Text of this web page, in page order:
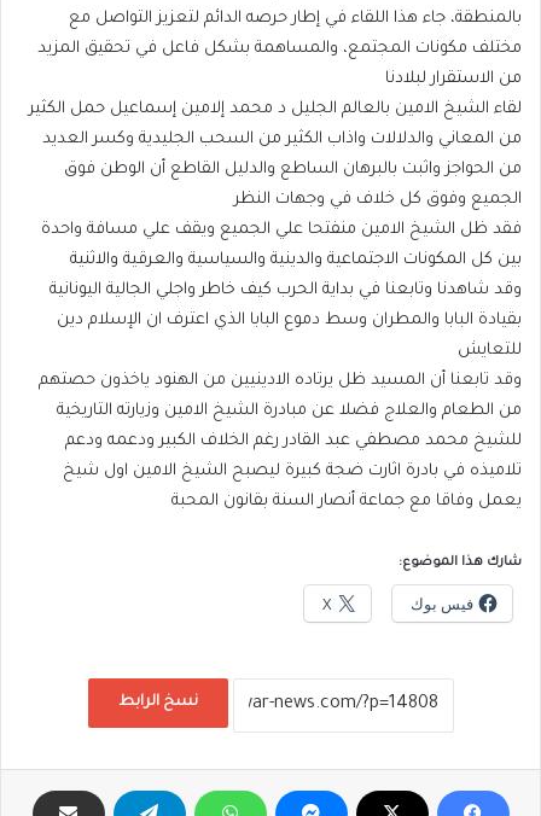
بالمنطقة، جاء هذا اللقاء في إطار حرصه الدائم لتعزيز التواصل مع
مختلف مكونات المجتمع، والمساهمة بشكل فاعل في تحقيق المزيد
من الاستقرار لبلادنا
لقاء الشيخ الامين بالعالم الجليل د محمد إلامين إسماعيل حمل الكثير
من المعاني والدلالات واذاب الكثير من السحب الجليدية وكسر العديد
من الحواجز واثبت بالبرهان الساطع والدليل القاطع أن الوطن فوق
الجميع وفوق كل خلاف في وجهات النظر
فقد ظل الشيخ الامين منفتحا علي الجميع ويقف علي مسافة واحدة
بين كل المكونات الاجتماعية والدينية والسياسية والعرقية والاثنية
وقد شاهدنا وتابعنا في بداية الحرب كيف خاطر واجلي الجالية اليونانية
بقيادة البابا والمطران وسط دموع البابا الذي اعترف ان الإسلام دين
للتعايش
وقد تابعنا أن المسيد ظل يرتاده الادينيين من الهنود ياخذون حصتهم
من الطعام والعلاج فضلا عن مبادرة الشيخ الامين وزيارته التاريخية
للشيخ محمد مصطفي عبد القادر رغم الخلاف الكبير ودعمه ودعم
تلاميذه في بادرة اثارت ضجة كبيرة ليصبح الشيخ الامين اول شيخ
يعمل وفاقا مع جماعة أنصار السنة بقانون المحبة
شارك هذا الموضوع:
فيس بوك X
نسخ الرابط